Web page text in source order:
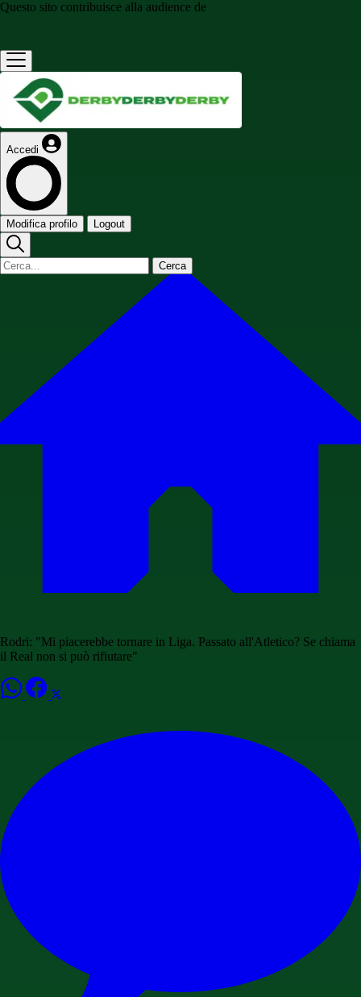
Questo sito contribuisce alla audience de
Accedi
Modifica profilo Logout
Cerca
Rodri: "Mi piacerebbe tornare in Liga. Passato all'Atletico? Se chiama
il Real non si può rifiutare"